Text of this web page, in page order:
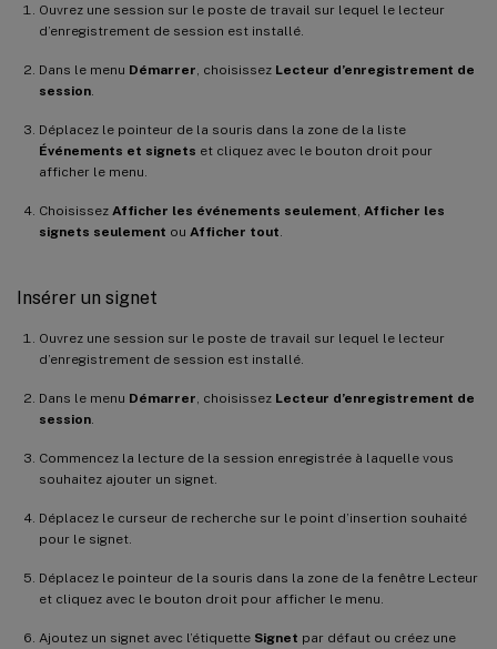
Ouvrez une session sur le poste de travail sur lequel le lecteur
d’enregistrement de session est installé.
Dans le menu Démarrer , choisissez Lecteur d’enregistrement de
session
Déplacez le pointeur de la souris dans la zone de la liste
Événements et signets et cliquez avec le bouton droit pour
afficher le menu.
Choisissez Afficher les événements seulement Afficher les
signets seulement ou Afficher tout
Insérer un signet
Ouvrez une session sur le poste de travail sur lequel le lecteur
d’enregistrement de session est installé.
Dans le menu Démarrer , choisissez Lecteur d’enregistrement de
session
Commencez la lecture de la session enregistrée à laquelle vous
souhaitez ajouter un signet.
Déplacez le curseur de recherche sur le point d’insertion souhaité
pour le signet.
Déplacez le pointeur de la souris dans la zone de la fenêtre Lecteur
et cliquez avec le bouton droit pour afficher le menu.
Ajoutez un signet avec l’étiquette Signet par défaut ou créez une